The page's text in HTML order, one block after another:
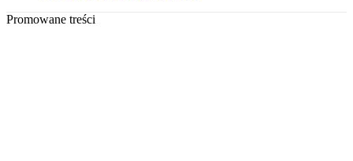
Promowane treści